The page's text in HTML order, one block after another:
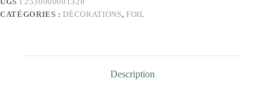
CATÉGORIES :DÉCORATIONS, FOIL
Description